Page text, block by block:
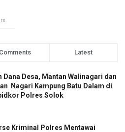
Comments Latest
Dana Desa, Mantan Walinagari dan
Nagari Kampung Batu Dalam di
Polres Solok
Kriminal Polres Mentawai